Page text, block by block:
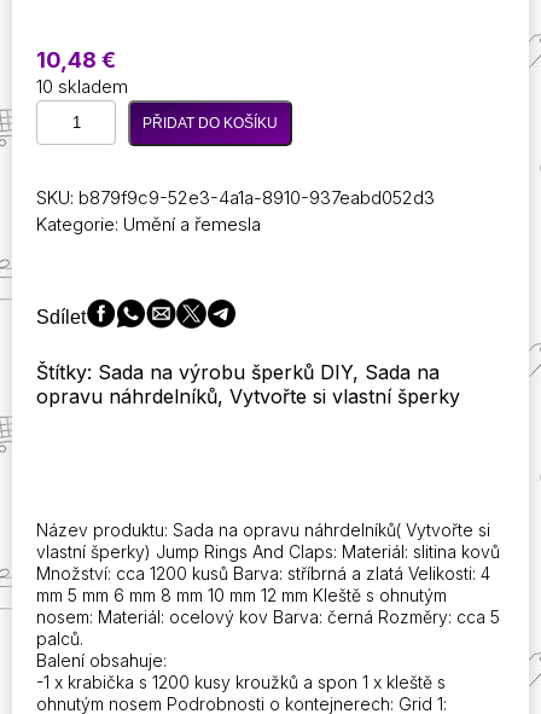
10,48 €
10 skladem
1200
ks
pro
kutily
náhrdelníků
s
na
kroužky
ks
stříbrných
a
zlatých)
množství
PŘIDAT DO KOŠÍKU
SKU: b879f9c9-52e3-4a1a-8910-937eabd052d3
Kategorie: Umění a řemesla
Sdílet
Štítky: Sada na výrobu šperků DIY, Sada na
opravu náhrdelníků, Vytvořte si vlastní šperky
Název produktu: Sada na opravu náhrdelníků( Vytvořte si
vlastní šperky) Jump Rings And Claps: Materiál: slitina kovů
Množství: cca 1200 kusů Barva: stříbrná a zlatá Velikosti: 4
mm 5 mm 6 mm 8 mm 10 mm 12 mm Kleště s ohnutým
nosem: Materiál: ocelový kov Barva: černá Rozměry: cca 5
palců.
Balení obsahuje:
-1 x krabička s 1200 kusy kroužků a spon 1 x kleště s
ohnutým nosem Podrobnosti o kontejnerech: Grid 1: